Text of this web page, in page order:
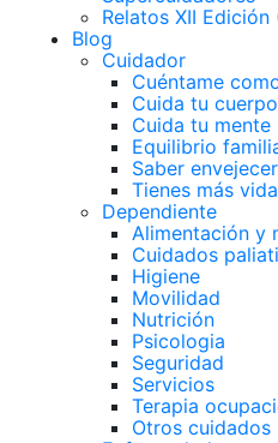
Relatos XII Edición
Blog
Cuidador
Cuéntame
Cuida tu cuerpo
Cuida tu mente
Equilibrio
Saber envejecer
Tienes más vida
Dependiente
Alimentación y
Cuidados
Higiene
Movilidad
Nutrición
Psicologia
Seguridad
Servicios
Terapia
Otros cuidados